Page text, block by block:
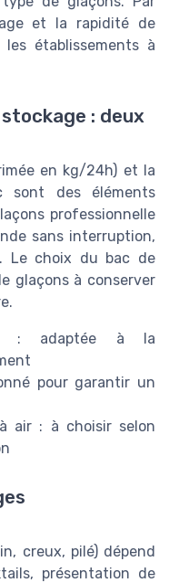
et la rapidité de
établissements à
: deux
en kg/24h) et la
sont des éléments
professionnelle
sans interruption,
Le choix du bac de
glaçons à conserver
: adaptée à la
pour garantir un
air : à choisir selon
creux, pilé) dépend
présentation de